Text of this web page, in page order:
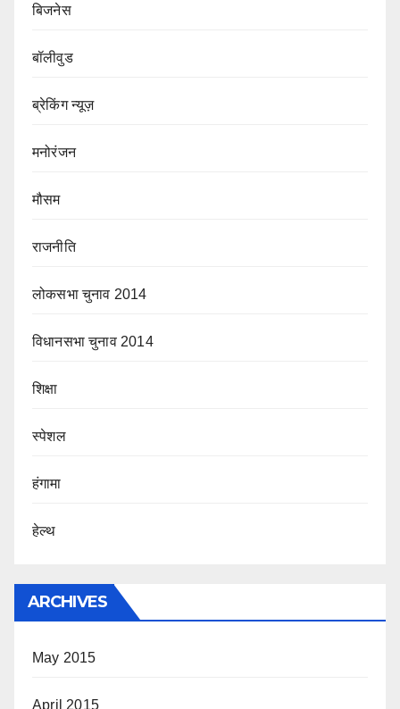
बिजनेस
बॉलीवुड
ब्रेकिंग न्यूज़
मनोरंजन
मौसम
राजनीति
लोकसभा चुनाव 2014
विधानसभा चुनाव 2014
शिक्षा
स्पेशल
हंगामा
हेल्थ
ARCHIVES
May 2015
April 2015